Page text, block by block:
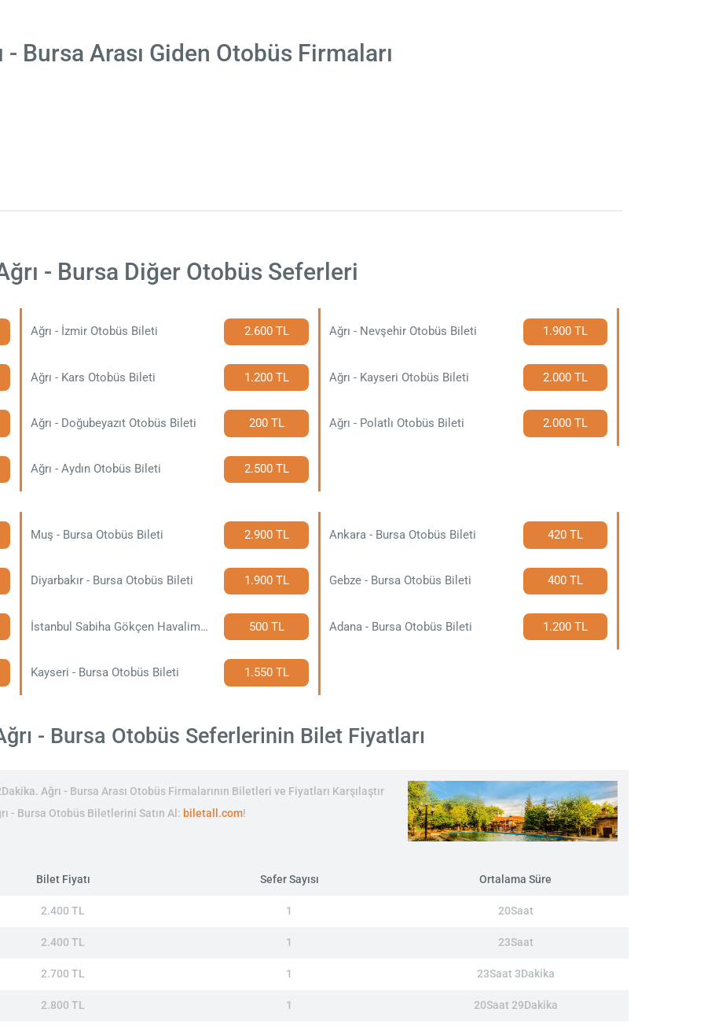
- Bursa Arası Giden Otobüs Firmaları
- Bursa Diğer Otobüs Seferleri
Ağrı - İzmir Otobüs Bileti 2.600 TL Ağrı - Nevşehir Otobüs Bileti 1.900 TL
Ağrı - Kars Otobüs Bileti 1.200 TL Ağrı - Kayseri Otobüs Bileti 2.000 TL
Ağrı - Doğubeyazıt Otobüs Bileti 200 TL Ağrı - Polatlı Otobüs Bileti 2.000 TL
Ağrı - Aydın Otobüs Bileti 2.500 TL
Muş - Bursa Otobüs Bileti 2.900 TL Ankara - Bursa Otobüs Bileti 420 TL
Diyarbakır - Bursa Otobüs Bileti 1.900 TL Gebze - Bursa Otobüs Bileti 400 TL
İstanbul Sabiha Gökçen Havalimanı - Bursa Otobüs Bileti 500 TL Adana - Bursa Otobüs Bileti 1.200 TL
Kayseri - Bursa Otobüs Bileti 1.550 TL
- Bursa Otobüs Seferlerinin Bilet Fiyatları
Ağrı - Bursa Arası Otobüs Firmalarının Biletleri ve Fiyatları Karşılaştır
- Bursa Otobüs Biletlerini Satın Al: biletall.com!
Bilet Fiyatı Sefer Sayısı Ortalama Süre
2.400 TL 1 20Saat
2.400 TL 1 23Saat
2.700 TL 1 23Saat 3Dakika
2.800 TL 1 20Saat 29Dakika